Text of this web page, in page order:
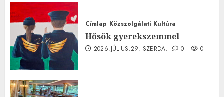
Címlap Közszolgálati Kultúra
Hősök gyerekszemmel
2026.JÚLIUS.29. SZERDA. 0 0